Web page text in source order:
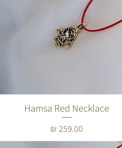
Hamsa Red Necklace
מחיר